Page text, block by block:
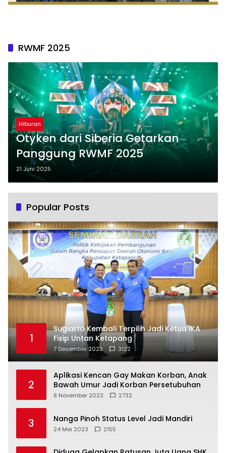
RWMF 2025
Hiburan
Otyken dari Siberia Getarkan
Panggung RWMF 2025
21 Juni 2025
Popular Posts
1
Sugiarto Kembali Terpilih Jadi Ketua IKA
Fisip Untan Ketapang
7 Desember 2023 3122
2
Aplikasi Kencan Gay Makan Korban, Anak
Bawah Umur Jadi Korban Persetubuhan
8 November 2023 2732
3 Nanga Pinoh Status Level Jadi Mandiri
24 Mei 2023 2155